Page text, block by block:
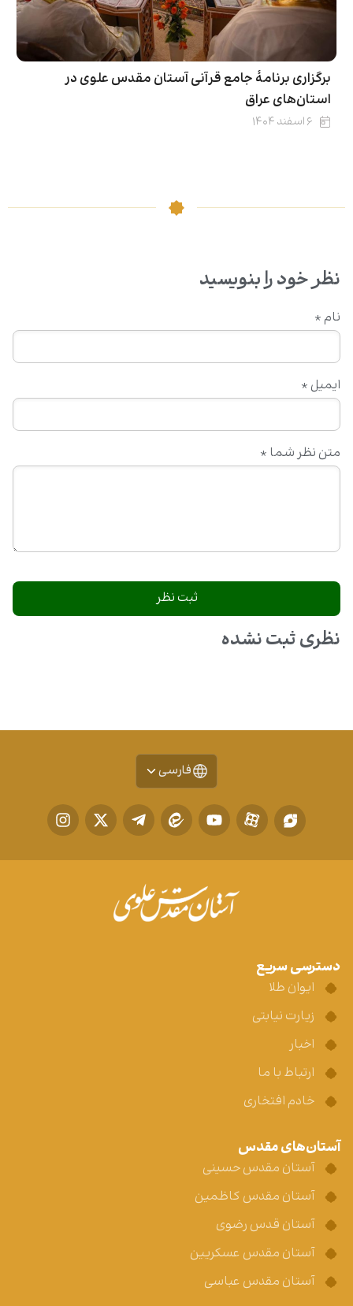
برگزاری برنامۀ جامع قرآنی آستان مقدس علوی در
استان‌های عراق
۶ اسفند ۱۴۰۴
نظر خود را بنویسید
متن نظر شما *
نام *
ایمیل *
نظری ثبت نشده
فارسی
دسترسی سریع
ایوان طلا
زیارت نیابتی
اخبار
ارتباط با ما
خادم افتخاری
آستان‌های مقدس
آستان مقدس حسینی
آستان مقدس کاظمین
آستان قدس رضوی
آستان مقدس عسکریین
آستان مقدس عباسی